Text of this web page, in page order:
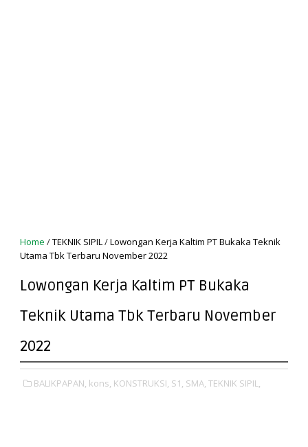
Home /TEKNIK SIPIL/Lowongan Kerja Kaltim PT Bukaka Teknik
Utama Tbk Terbaru November 2022
Lowongan Kerja Kaltim PT Bukaka
Teknik Utama Tbk Terbaru November
2022
BALIKPAPAN, kons, KONSTRUKSI, S1, SMA, TEKNIK SIPIL,